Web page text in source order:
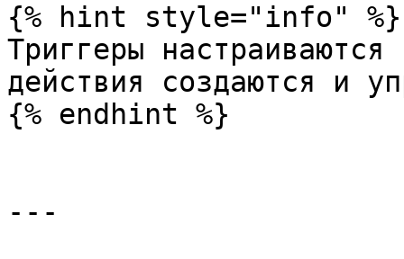
{% hint style="info" %}
Триггеры
действия создаются и
{% endhint %}
---